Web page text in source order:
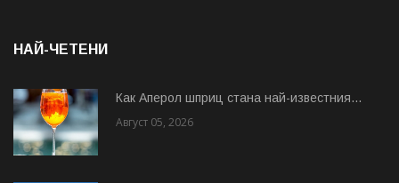
НАЙ-ЧЕТЕНИ
Как Аперол шприц стана най-известния...
Август 05, 2026